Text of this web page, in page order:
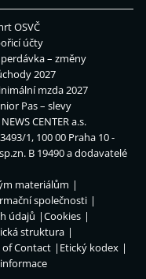
OSVČ
účty
– změny
2027
mzda 2027
Pas – slevy
CENTER a.s.
1, 100 00 Praha 10 -
B 19490 a dodavatelé
materiálům
společnosti
údajů
Cookies
struktura
Contact
Etický kodex